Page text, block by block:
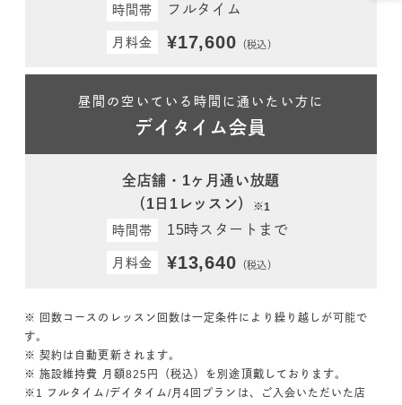
時間帯 フルタイム
月料金 ¥17,600 （税込）
昼間の空いている時間に通いたい方に
デイタイム会員
全店舗・1ヶ月通い放題
（1日1レッスン）
※1
時間帯 15時スタートまで
月料金 ¥13,640 （税込）
※ 回数コースのレッスン回数は一定条件により繰り越しが可能で
す。
※ 契約は自動更新されます。
※ 施設維持費 月額825円（税込）を別途頂戴しております。
※1 フルタイム/デイタイム/月4回プランは、ご入会いただいた店